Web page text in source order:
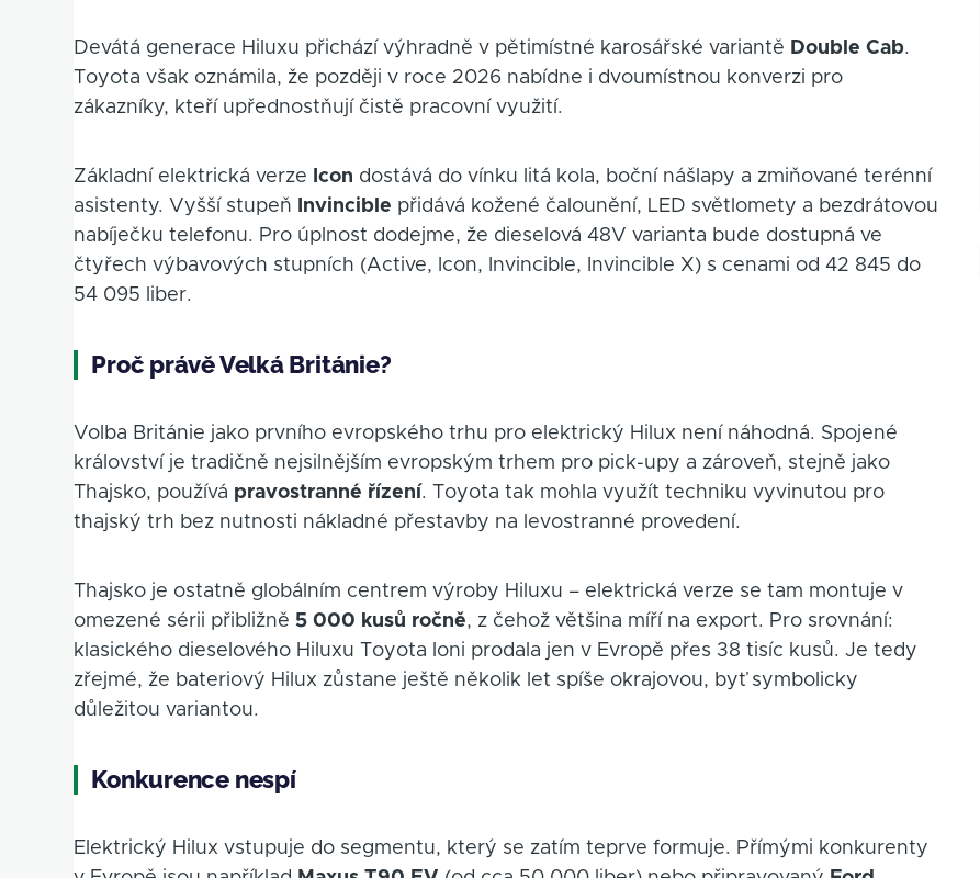
Devátá generace Hiluxu přichází výhradně v pětimístné karosářské variantě Double Cab.
Toyota však oznámila, že později v roce 2026 nabídne i dvoumístnou konverzi pro
zákazníky, kteří upřednostňují čistě pracovní využití.
Základní elektrická verze Icon dostává do vínku litá kola, boční nášlapy a zmiňované terénní
asistenty. Vyšší stupeň
Invincible přidává kožené čalounění, LED světlomety a bezdrátovou
nabíječku telefonu. Pro úplnost dodejme, že dieselová 48V varianta bude dostupná ve
čtyřech výbavových stupních (Active, Icon, Invincible, Invincible X) s cenami od 42 845 do
54 095 liber.
Proč právě Velká Británie?
Volba Británie jako prvního evropského trhu pro elektrický Hilux není náhodná. Spojené
království je tradičně nejsilnějším evropským trhem pro pick-upy a zároveň, stejně jako
Thajsko, používá pravostranné řízení. Toyota tak mohla využít techniku vyvinutou pro
thajský trh bez nutnosti nákladné přestavby na levostranné provedení.
Thajsko je ostatně globálním centrem výroby Hiluxu – elektrická verze se tam montuje v
omezené sérii přibližně5 000 kusů ročně, z čehož většina míří na export. Pro srovnání:
klasického dieselového Hiluxu Toyota loni prodala jen v Evropě přes 38 tisíc kusů. Je tedy
zřejmé, že bateriový Hilux zůstane ještě několik let spíše okrajovou, byť symbolicky
důležitou variantou.
Konkurence nespí
Elektrický Hilux vstupuje do segmentu, který se zatím teprve formuje. Přímými konkurenty